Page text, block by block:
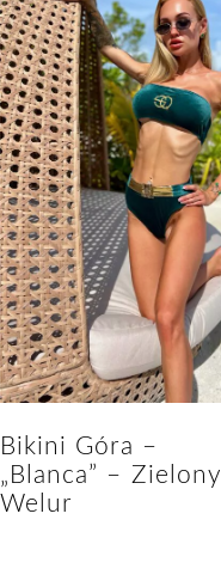
Bikini Góra –
„Blanca” – Zielony
Welur